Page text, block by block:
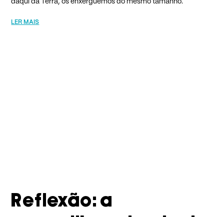
daqui da Terra, os enxerguemos do mesmo tamanho.​
LER MAIS
Reflexão: a